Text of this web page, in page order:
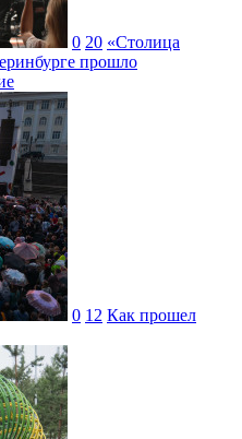
0 20 «Столица
прошло
0 12 Как прошел